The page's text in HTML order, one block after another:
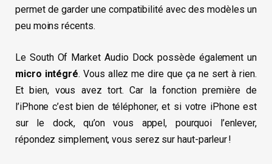
permet de garder une compatibilité avec des modèles un
peu moins récents.
Le South Of Market Audio Dock possède également un
micro intégré. Vous allez me dire que ça ne sert à rien.
Et bien, vous avez tort. Car la fonction première de
l’iPhone c’est bien de téléphoner, et si votre iPhone est
sur le dock, qu’on vous appel, pourquoi l’enlever,
répondez simplement, vous serez sur haut-parleur !